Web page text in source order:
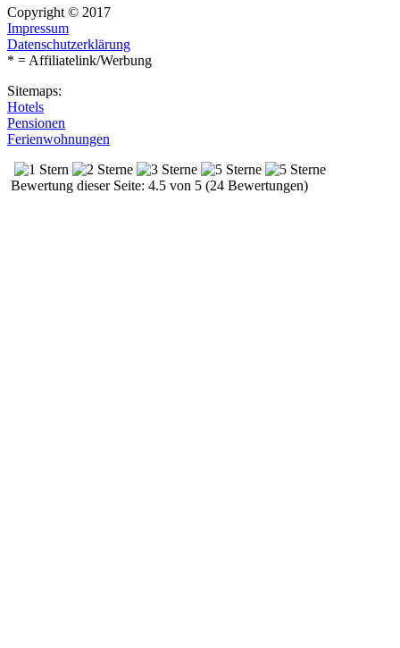
Copyright © 2017
Impressum
Datenschutzerklärung
* = Affiliatelink/Werbung
Sitemaps:
Hotels
Pensionen
Ferienwohnungen
Bewertung dieser Seite: 4.5 von 5 (24 Bewertungen)